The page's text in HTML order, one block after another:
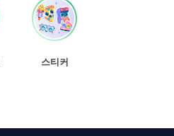
스티커